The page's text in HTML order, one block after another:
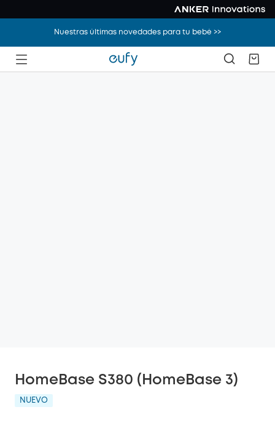
Nuestras últimas novedades para tu bebé >>
HomeBase S380 (HomeBase 3)
NUEVO